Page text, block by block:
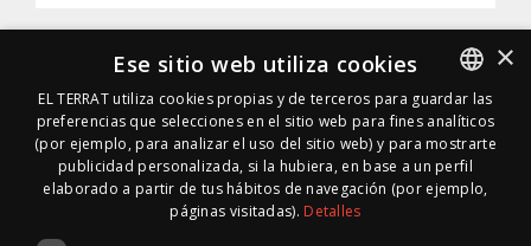
SPANISH
SPANISH
×
Ese sitio web utiliza cookies
EL TERRAT utiliza cookies propias y de terceros para guardar las
preferencias que selecciones en el sitio web para fines analíticos
(por ejemplo, para analizar el uso del sitio web) y para mostrarte
publicidad personalizada, si la hubiera, en base a un perfil
elaborado a partir de tus hábitos de navegación (por ejemplo,
páginas visitadas). Detalles